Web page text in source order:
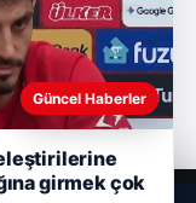
Güncel Haberler
eleştirilerine
girmek çok